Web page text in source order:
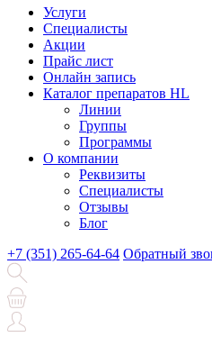
Услуги
Специалисты
Акции
Прайс лист
Онлайн запись
Каталог препаратов HL
Линии
Группы
Программы
О компании
Реквизиты
Специалисты
Отзывы
Блог
+7 (351) 265-64-64 Обратный